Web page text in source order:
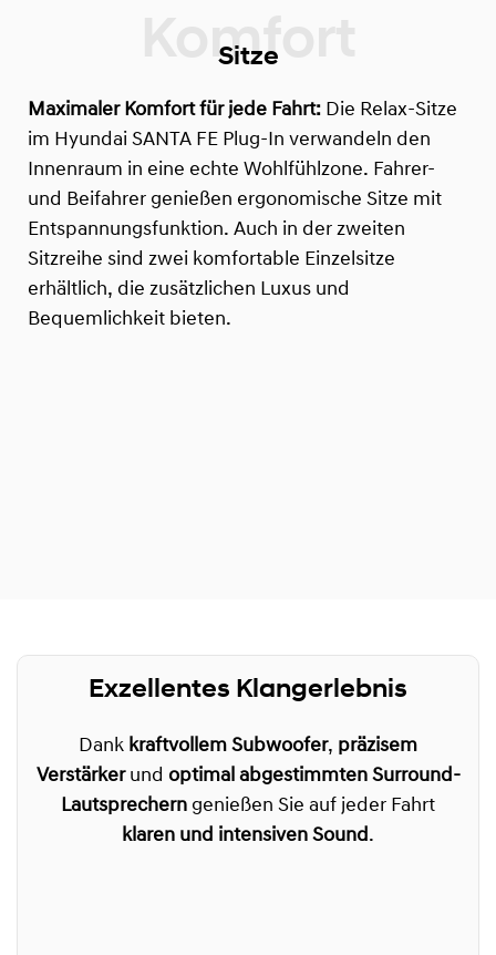
Sitze
Maximaler Komfort für jede Fahrt: Die Relax-Sitze
im Hyundai SANTA FE Plug-In verwandeln den
Innenraum in eine echte Wohlfühlzone. Fahrer-
und Beifahrer genießen ergonomische Sitze mit
Entspannungsfunktion. Auch in der zweiten
Sitzreihe sind zwei komfortable Einzelsitze
erhältlich, die zusätzlichen Luxus und
Bequemlichkeit bieten.
Exzellentes Klangerlebnis
Dank kraftvollem Subwoofer, präzisem
Verstärkerund optimal abgestimmten Surround-
Lautsprechern genießen Sie auf jeder Fahrt
klaren und intensiven Sound.